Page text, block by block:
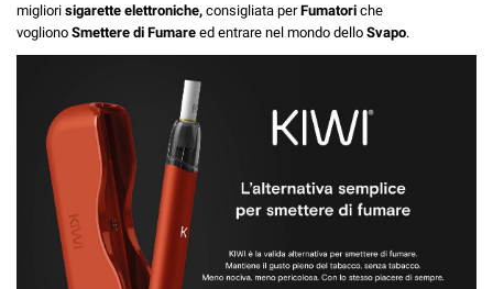
migliori sigarette elettroniche, consigliata per Fumatori che
vogliono Smettere di Fumare ed entrare nel mondo dello Svapo.